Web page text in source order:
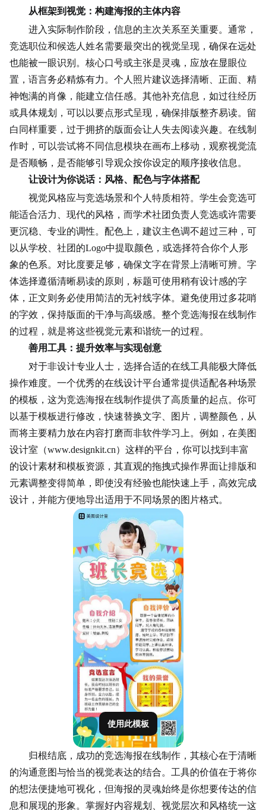
从框架到视觉：构建海报的主体内容
进入实际制作阶段，信息的主次关系至关重要。通常，
竞选职位和候选人姓名需要最突出的视觉呈现，确保在远处
也能被一眼识别。核心口号或主张是灵魂，应放在显眼位
置，语言务必精炼有力。个人照片建议选择清晰、正面、精
神饱满的肖像，能建立信任感。其他补充信息，如过往经历
或具体规划，可以以要点形式呈现，确保排版整齐易读。留
白同样重要，过于拥挤的版面会让人失去阅读兴趣。在线制
作时，可以尝试将不同信息模块在画布上移动，观察视觉流
是否顺畅，是否能够引导观众按你设定的顺序接收信息。
让设计为你说话：风格、配色与字体搭配
视觉风格应与竞选场景和个人特质相符。学生会竞选可
能适合活力、现代的风格，而学术社团负责人竞选或许需要
更沉稳、专业的调性。配色上，建议主色调不超过三种，可
以从学校、社团的Logo中提取颜色，或选择符合你个人形
象的色系。对比度要足够，确保文字在背景上清晰可辨。字
体选择遵循清晰易读的原则，标题可使用稍有设计感的字
体，正文则务必使用简洁的无衬线字体。避免使用过多花哨
的字效，保持版面的干净与高级感。整个竞选海报在线制作
的过程，就是将这些视觉元素和谐统一的过程。
善用工具：提升效率与实现创意
对于非设计专业人士，选择合适的在线工具能极大降低
操作难度。一个优秀的在线设计平台通常提供适配各种场景
的模板，这为竞选海报在线制作提供了高质量的起点。你可
以基于模板进行修改，快速替换文字、图片，调整颜色，从
而将主要精力放在内容打磨而非软件学习上。例如，在美图
设计室（www.designkit.cn）这样的平台，你可以找到丰富
的设计素材和模板资源，其直观的拖拽式操作界面让排版和
元素调整变得简单，即使没有经验也能快速上手，高效完成
设计，并能方便地导出适用于不同场景的图片格式。
使用此模板
归根结底，成功的竞选海报在线制作，其核心在于清晰
的沟通意图与恰当的视觉表达的结合。工具的价值在于将你
的想法便捷地可视化，但海报的灵魂始终是你想要传达的信
息和展现的形象。掌握好内容规划、视觉层次和风格统一这